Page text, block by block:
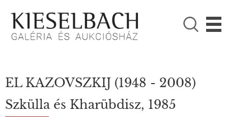

KÉRJÜK VÁLASSZON!
Festmények
EL KAZOVSZKIJ (1948 - 2008)
Szkülla és Kharübdisz, 1985